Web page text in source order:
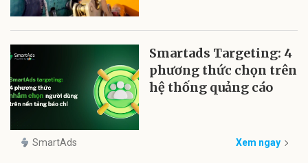
Smartads Targeting: 4
phương thức chọn trên
hệ thống quảng cáo
SmartAds Xem ngay